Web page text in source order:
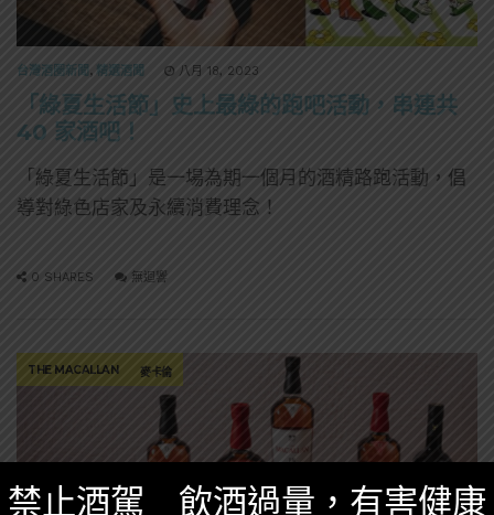
台灣酒圈新聞 , 精選酒聞 八月 18, 2023
「綠夏生活節」史上最綠的跑吧活動，串連共
40 家酒吧！
「綠夏生活節」是一場為期一個月的酒精路跑活動，倡
導對綠色店家及永續消費理念！
0 SHARES 無迴響
THE MACALLAN 麥卡倫
禁止酒駕 飲酒過量，有害健康